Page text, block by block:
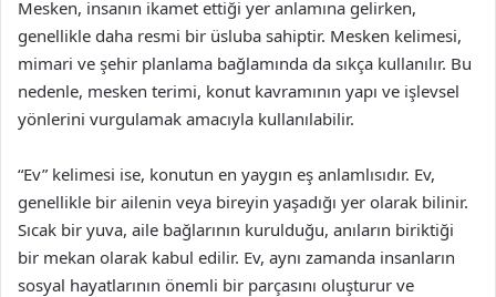
Mesken, insanın ikamet ettiği yer anlamına gelirken,
genellikle daha resmi bir üsluba sahiptir. Mesken kelimesi,
mimari ve şehir planlama bağlamında da sıkça kullanılır. Bu
nedenle, mesken terimi, konut kavramının yapı ve işlevsel
yönlerini vurgulamak amacıyla kullanılabilir.
“Ev” kelimesi ise, konutun en yaygın eş anlamlısıdır. Ev,
genellikle bir ailenin veya bireyin yaşadığı yer olarak bilinir.
Sıcak bir yuva, aile bağlarının kurulduğu, anıların biriktiği
bir mekan olarak kabul edilir. Ev, aynı zamanda insanların
sosyal hayatlarının önemli bir parçasını oluşturur ve